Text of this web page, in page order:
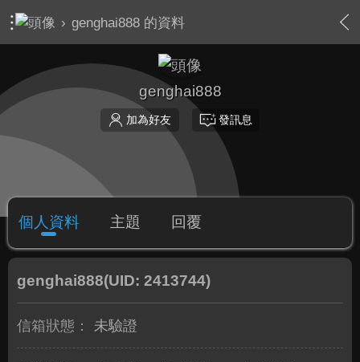
› genghai888 的資料
genghai888
加為好友 發訊息
個人資料 主題 回覆
genghai888(UID: 2413744)
信箱狀態： 未驗證